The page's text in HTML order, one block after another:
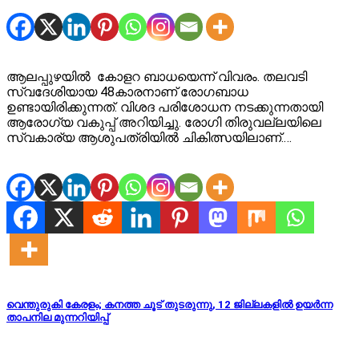
ആലപ്പുഴയിൽ കോളറ ബാധയെന്ന് വിവരം. തലവടി
സ്വദേശിയായ 48കാരനാണ് രോഗബാധ
ഉണ്ടായിരിക്കുന്നത്. വിശദ പരിശോധന നടക്കുന്നതായി
ആരോഗ്യ വകുപ്പ് അറിയിച്ചു. രോ​ഗി തിരുവല്ലയിലെ
സ്വകാര്യ ആശുപത്രിയിൽ ചികിത്സയിലാണ്.…
വെന്തുരുകി കേരളം; കനത്ത ചൂട് തുടരുന്നു, 12 ജില്ലകളില്‍ ഉയര്‍ന്ന
താപനില മുന്നറിയിപ്പ്